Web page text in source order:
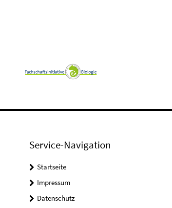
Service-Navigation
Startseite
Impressum
Datenschutz